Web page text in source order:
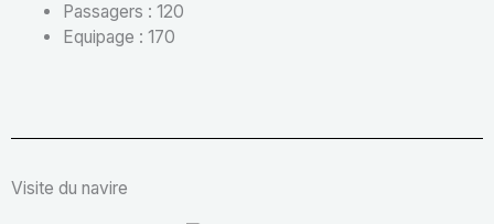
Passagers : 120
Equipage : 170
Visite du navire